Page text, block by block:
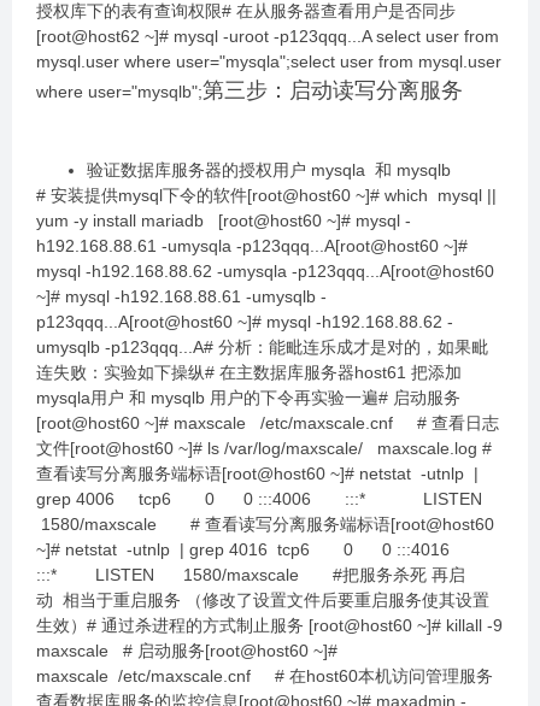
授权库下的表有查询权限# 在从服务器查看用户是否同步
[root@host62 ~]# mysql -uroot -p123qqq...A select user from
mysql.user where user="mysqla";select user from mysql.user
where user="mysqlb";第三步：启动读写分离服务
验证数据库服务器的授权用户 mysqla 和 mysqlb
# 安装提供mysql下令的软件[root@host60 ~]# which mysql ||
yum -y install mariadb [root@host60 ~]# mysql -
h192.168.88.61 -umysqla -p123qqq...A[root@host60 ~]#
mysql -h192.168.88.62 -umysqla -p123qqq...A[root@host60
~]# mysql -h192.168.88.61 -umysqlb -
p123qqq...A[root@host60 ~]# mysql -h192.168.88.62 -
umysqlb -p123qqq...A# 分析：能毗连乐成才是对的，如果毗
连失败：实验如下操纵# 在主数据库服务器host61 把添加
mysqla用户 和 mysqlb 用户的下令再实验一遍# 启动服务
[root@host60 ~]# maxscale /etc/maxscale.cnf # 查看日志
文件[root@host60 ~]# ls /var/log/maxscale/ maxscale.log #
查看读写分离服务端标语[root@host60 ~]# netstat -utnlp |
grep 4006 tcp6 0 0 :::4006 :::* LISTEN
1580/maxscale # 查看读写分离服务端标语[root@host60
~]# netstat -utnlp | grep 4016 tcp6 0 0 :::4016
:::* LISTEN 1580/maxscale #把服务杀死 再启
动 相当于重启服务 （修改了设置文件后要重启服务使其设置
生效）# 通过杀进程的方式制止服务 [root@host60 ~]# killall -9
maxscale # 启动服务[root@host60 ~]#
maxscale /etc/maxscale.cnf # 在host60本机访问管理服务
查看数据库服务的监控信息[root@host60 ~]# maxadmin -